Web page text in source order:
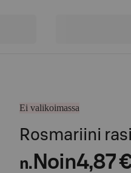
Ei valikoimassa
Rosmariini
n. Noin4,87